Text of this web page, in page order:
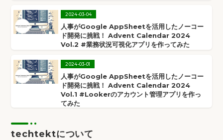
2024-03-04
人事がGoogle AppSheetを活用したノーコー
ド開発に挑戦！ Advent Calendar 2024
Vol.2 #業務状況可視化アプリを作ってみた
2024-03-01
人事がGoogle AppSheetを活用したノーコー
ド開発に挑戦！ Advent Calendar 2024
Vol.1 #Lookerのアカウント管理アプリを作っ
てみた
techtektについて